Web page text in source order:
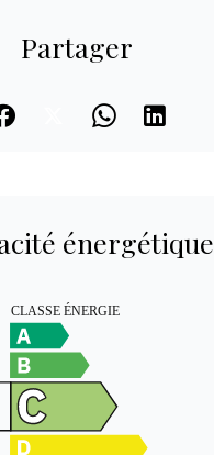
Partager
énergétique